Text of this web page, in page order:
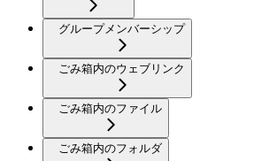
グループメンバーシップ
ごみ箱内のウェブリンク
ごみ箱内のファイル
ごみ箱内のフォルダ